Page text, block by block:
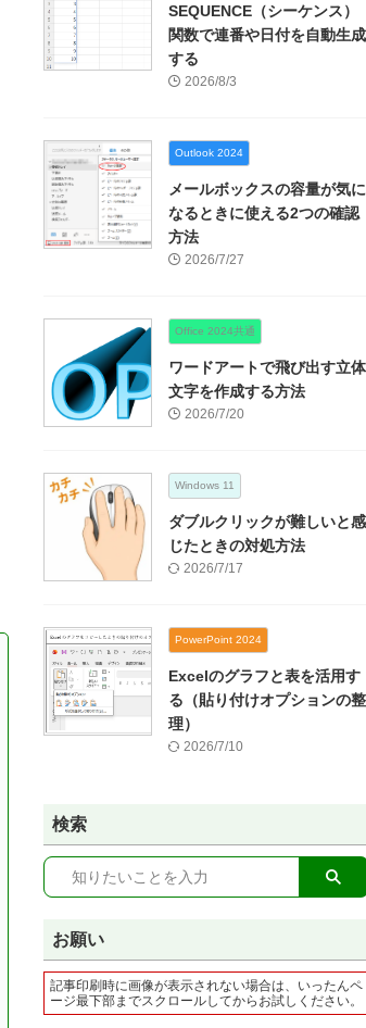
SEQUENCE（シーケンス）
関数で連番や日付を自動生成
する
2026/8/3
Outlook 2024
メールボックスの容量が気に
なるときに使える2つの確認
方法
2026/7/27
Office 2024共通
ワードアートで飛び出す立体
文字を作成する方法
2026/7/20
Windows 11
ダブルクリックが難しいと感
じたときの対処方法
2026/7/17
PowerPoint 2024
Excelのグラフと表を活用す
る（貼り付けオプションの整
理）
2026/7/10
検索
お願い
記事印刷時に画像が表示されない場合は、いったんペ
ージ最下部までスクロールしてからお試しください。